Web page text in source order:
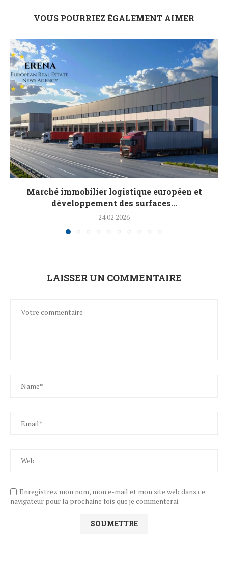
VOUS POURRIEZ ÉGALEMENT AIMER
Marché immobilier logistique européen et
développement des surfaces...
24.02.2026
LAISSER UN COMMENTAIRE
Enregistrez mon nom, mon e-mail et mon site web dans ce
navigateur pour la prochaine fois que je commenterai.